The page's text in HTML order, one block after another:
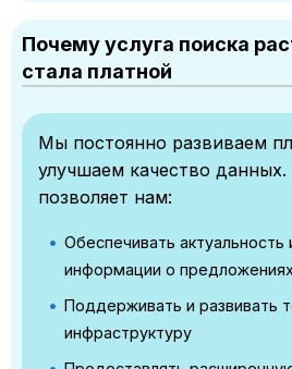
Почему услуга поиска
стала платной
Мы постоянно развиваем
улучшаем качество
позволяет нам:
Обеспечивать актуальность
информации о
Поддерживать и развивать
инфраструктуру